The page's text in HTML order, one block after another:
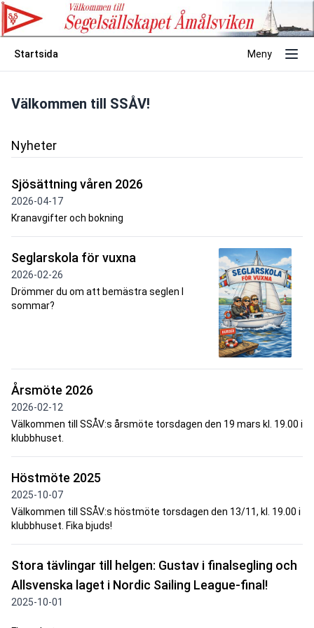
Startsida Meny
Välkommen till SSÅV!
Nyheter
Sjösättning våren 2026
2026-04-17
Kranavgifter och bokning
Seglarskola för vuxna
2026-02-26
Drömmer du om att bemästra seglen I
sommar?
Årsmöte 2026
2026-02-12
Välkommen till SSÅV:s årsmöte torsdagen den 19 mars kl. 19.00 i
klubbhuset.
Höstmöte 2025
2025-10-07
Välkommen till SSÅV:s höstmöte torsdagen den 13/11, kl. 19.00 i
klubbhuset. Fika bjuds!
Stora tävlingar till helgen: Gustav i finalsegling och
Allsvenska laget i Nordic Sailing League-final!
2025-10-01